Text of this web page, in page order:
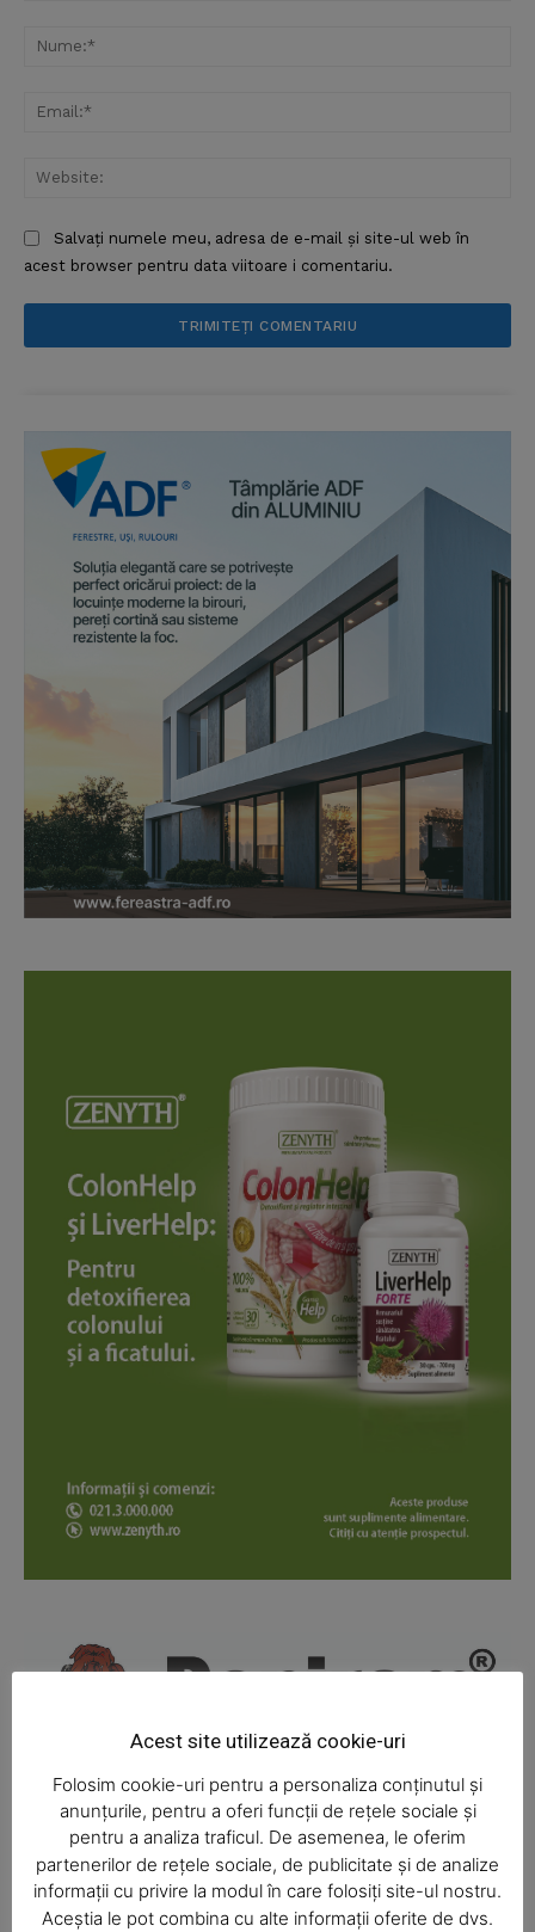
News Week
SUBSCRIBE NOW
Salvați numele meu, adresa de e-mail și site-ul web în
acest browser pentru data viitoare i comentariu.
Acest site utilizează cookie-uri
Folosim cookie-uri pentru a personaliza conținutul și
anunțurile, pentru a oferi funcții de rețele sociale și
pentru a analiza traficul. De asemenea, le oferim
partenerilor de rețele sociale, de publicitate și de analize
informații cu privire la modul în care folosiți site-ul nostru.
Aceștia le pot combina cu alte informații oferite de dvs.